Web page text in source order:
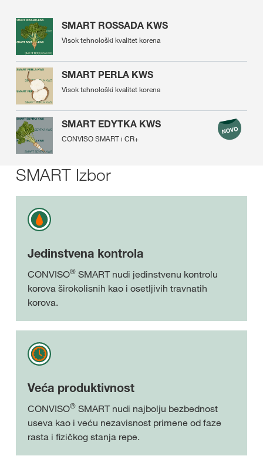
SMART ROSSADA KWS
Visok tehnološki kvalitet korena
SMART PERLA KWS
Visok tehnološki kvalitet korena
SMART EDYTKA KWS
CONVISO SMART i CR+
SMART Izbor
Jedinstvena kontrola
CONVISO® SMART nudi jedinstvenu kontrolu
korova širokolisnih kao i osetljivih travnatih
korova.
Veća produktivnost
CONVISO® SMART nudi najbolju bezbednost
useva kao i veću nezavisnost primene od faze
rasta i fizičkog stanja repe.